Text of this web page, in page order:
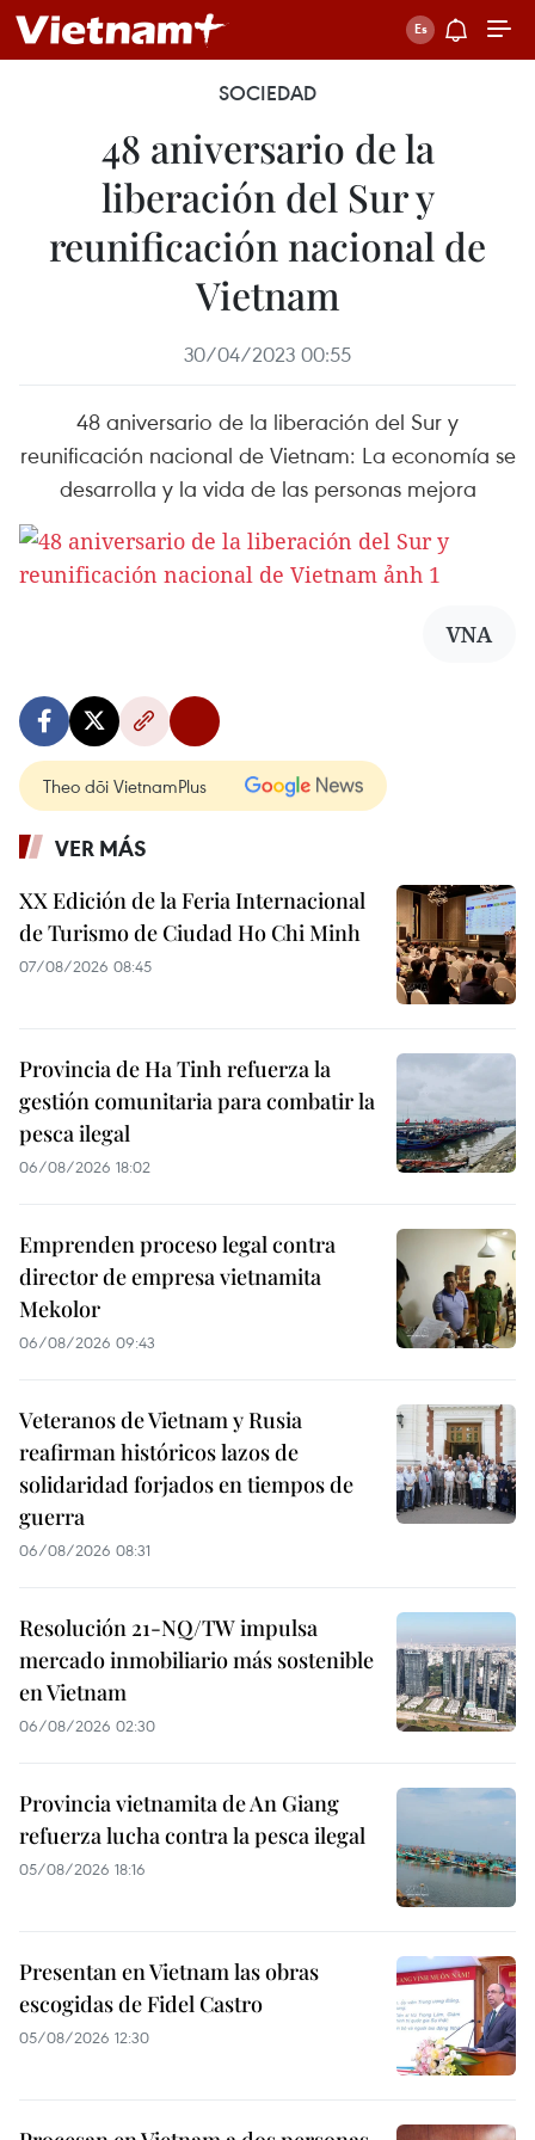
SOCIEDAD
48 aniversario de la
liberación del Sur y
reunificación nacional de
Vietnam
30/04/2023 00:55
48 aniversario de la liberación del Sur y
reunificación nacional de Vietnam: La economía se
desarrolla y la vida de las personas mejora
VNA
Theo dõi VietnamPlus
VER MÁS
XX Edición de la Feria Internacional
de Turismo de Ciudad Ho Chi Minh
07/08/2026 08:45
Provincia de Ha Tinh refuerza la
gestión comunitaria para combatir la
pesca ilegal
06/08/2026 18:02
Emprenden proceso legal contra
director de empresa vietnamita
Mekolor
06/08/2026 09:43
Veteranos de Vietnam y Rusia
reafirman históricos lazos de
solidaridad forjados en tiempos de
guerra
06/08/2026 08:31
Resolución 21-NQ/TW impulsa
mercado inmobiliario más sostenible
en Vietnam
06/08/2026 02:30
Provincia vietnamita de An Giang
refuerza lucha contra la pesca ilegal
05/08/2026 18:16
Presentan en Vietnam las obras
escogidas de Fidel Castro
05/08/2026 12:30